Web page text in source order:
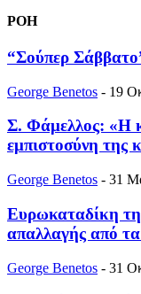
ΡΟΗ
“Σούπερ
George Benetos - 19
Σ. Φάμελλος: «Η
εμπιστοσύνη της
George Benetos - 31
Ευρωκαταδίκη
απαλλαγής από
George Benetos - 31